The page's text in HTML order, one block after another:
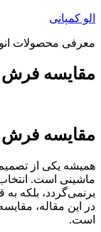
پرش
محتوا
الو کمپانی
معرفی محصولات
مقایسه
مقایسه
همیشه یکی از
ماشینی است.
برنمی‌گردد، بلکه
در این مقاله،
است.